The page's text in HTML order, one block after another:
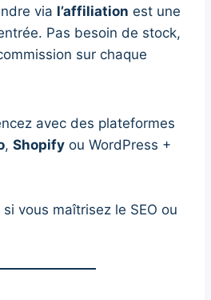
via l’affiliation est une
Pas besoin de stock,
sur chaque
avec des plateformes
, Shopify ou WordPress +
vous maîtrisez le SEO ou